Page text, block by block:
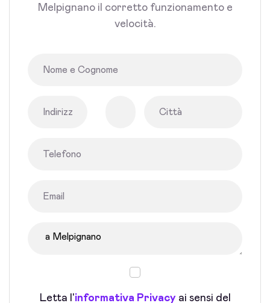
Melpignano il corretto funzionamento e
velocità.
Letta l'informativa Privacyai sensi del